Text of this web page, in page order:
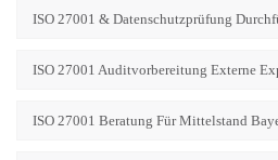
ISO 27001 & Datenschutzprüfung
ISO 27001 Auditvorbereitung Externe
ISO 27001 Beratung Für Mittelstand